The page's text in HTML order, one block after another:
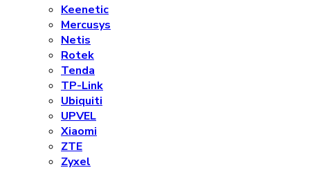
Keenetic
Mercusys
Netis
Rotek
Tenda
TP-Link
Ubiquiti
UPVEL
Xiaomi
ZTE
Zyxel